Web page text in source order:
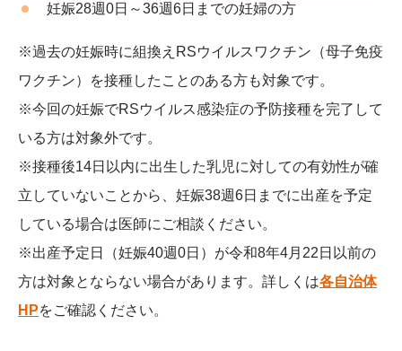
妊娠28週0日～36週6日までの妊婦の方
※過去の妊娠時に組換えRSウイルスワクチン（母子免疫
ワクチン）を接種したことのある方も対象です。
※今回の妊娠でRSウイルス感染症の予防接種を完了して
いる方は対象外です。
※接種後14日以内に出生した乳児に対しての有効性が確
立していないことから、妊娠38週6日までに出産を予定
している場合は医師にご相談ください。
※出産予定日（妊娠40週0日）が令和8年4月22日以前の
方は対象とならない場合があります。詳しくは各自治体
HPをご確認ください。